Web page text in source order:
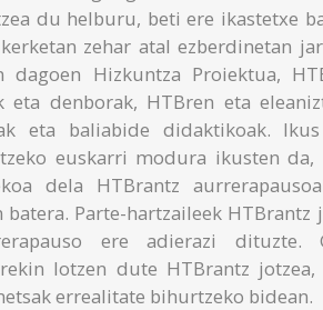
du helburu, beti ere ikastetxe
zehar atal ezberdinetan
dagoen Hizkuntza Proiektua,
eta denborak, HTBren eta
eta baliabide didaktikoak.
euskarri modura ikusten
dela HTBrantz
batera. Parte-hartzaileek
ere adierazi dituzte.
lotzen dute HTBrantz
errealitate bihurtzeko bidean.